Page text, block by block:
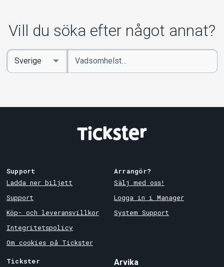
Vill du söka efter något annat?
Ange
sökord
Select
Country
Support
Ladda ner biljett
Support
Köp- och leveransvillkor
Integritetspolicy
Om cookies på Tickster
Arrangör?
Sälj med oss!
Logga in i Manager
System Support
Tickster Arvika